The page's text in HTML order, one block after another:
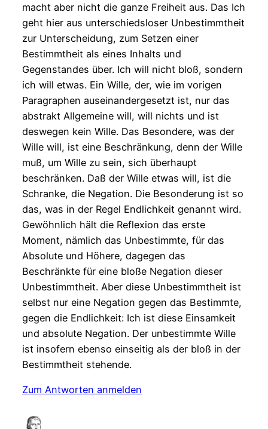
macht aber nicht die ganze Freiheit aus. Das Ich
geht hier aus unterschiedsloser Unbestimmtheit
zur Unterscheidung, zum Setzen einer
Bestimmtheit als eines Inhalts und
Gegenstandes über. Ich will nicht bloß, sondern
ich will etwas. Ein Wille, der, wie im vorigen
Paragraphen auseinandergesetzt ist, nur das
abstrakt Allgemeine will, will nichts und ist
deswegen kein Wille. Das Besondere, was der
Wille will, ist eine Beschränkung, denn der Wille
muß, um Wille zu sein, sich überhaupt
beschränken. Daß der Wille etwas will, ist die
Schranke, die Negation. Die Besonderung ist so
das, was in der Regel Endlichkeit genannt wird.
Gewöhnlich hält die Reflexion das erste
Moment, nämlich das Unbestimmte, für das
Absolute und Höhere, dagegen das
Beschränkte für eine bloße Negation dieser
Unbestimmtheit. Aber diese Unbestimmtheit ist
selbst nur eine Negation gegen das Bestimmte,
gegen die Endlichkeit: Ich ist diese Einsamkeit
und absolute Negation. Der unbestimmte Wille
ist insofern ebenso einseitig als der bloß in der
Bestimmtheit stehende.
Zum Antworten anmelden